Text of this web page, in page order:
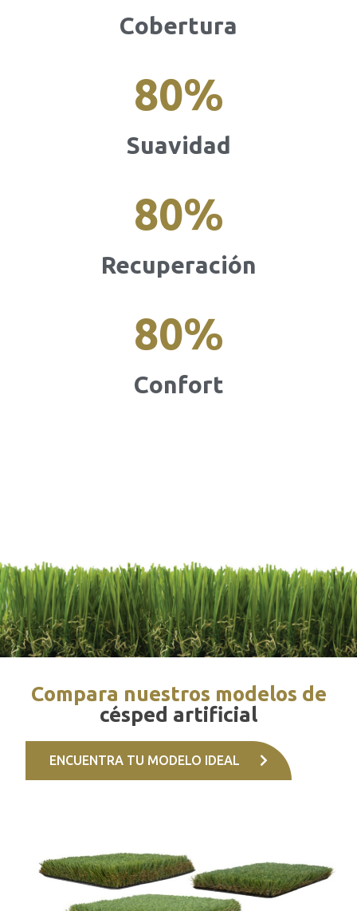
Cobertura
80%
Suavidad
80%
Recuperación
80%
Confort
Compara nuestros modelos de
césped artificial
ENCUENTRA TU MODELO IDEAL